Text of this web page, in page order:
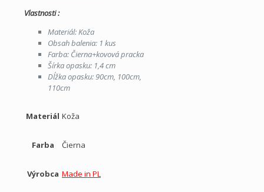
Vlastnosti :
Materiál: Koža
Obsah balenia: 1 kus
Farba: Čierna+kovová pracka
Šírka opasku: 1,4 cm
Dĺžka opasku: 90cm, 100cm,
110cm
Materiál Koža
Farba Čierna
Výrobca Made in PL